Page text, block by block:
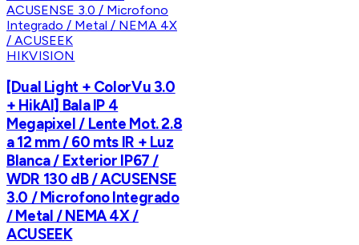
HIKVISION
[Dual Light + ColorVu 3.0
+ HikAI] Bala IP 4
Megapixel / Lente Mot. 2.8
a 12 mm / 60 mts IR + Luz
Blanca / Exterior IP67 /
WDR 130 dB / ACUSENSE
3.0 / Microfono Integrado
/ Metal / NEMA 4X /
ACUSEEK